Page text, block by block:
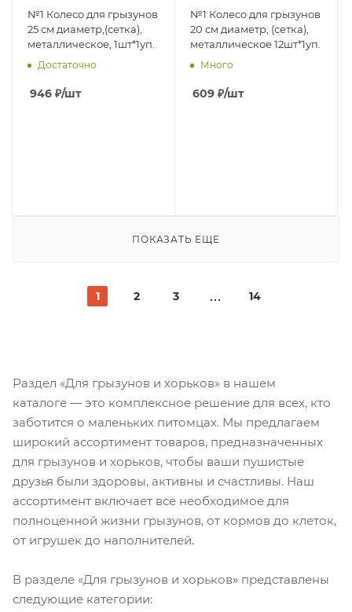
№1 Колесо для грызунов
25 см диаметр,(сетка),
металлическое, 1шт*1уп.
Достаточно
946 ₽/шт
№1 Колесо для грызунов
20 см диаметр, (сетка),
металлическое 12шт*1уп.
Много
609 ₽/шт
ПОКАЗАТЬ ЕЩЕ
1 2 3 14
Раздел «Для грызунов и хорьков» в нашем
каталоге — это комплексное решение для всех, кто
заботится о маленьких питомцах. Мы предлагаем
широкий ассортимент товаров, предназначенных
для грызунов и хорьков, чтобы ваши пушистые
друзья были здоровы, активны и счастливы. Наш
ассортимент включает все необходимое для
полноценной жизни грызунов, от кормов до клеток,
от игрушек до наполнителей.
В разделе «Для грызунов и хорьков» представлены
следующие категории: